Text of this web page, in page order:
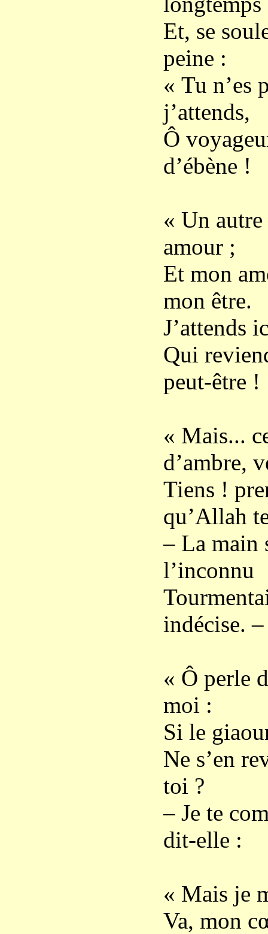
Et, se
peine :
« Tu n’es
j’attends,
Ô
d’ébène !
« Un
amour ;
Et mon
mon être.
J’attends
Qui
peut-être !
« Mais...
d’ambre,
Tiens !
qu’Allah
– La main
l’inconnu
indécise. –
« Ô perle
moi :
Si le
Ne s’en
toi ?
– Je te
dit-elle :
« Mais je
Va, mon